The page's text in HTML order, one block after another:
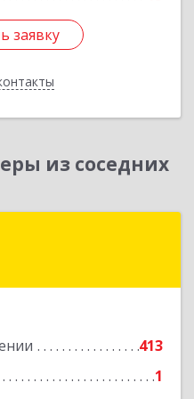
заявку
заявку
из соседних
413
1
Подробнее